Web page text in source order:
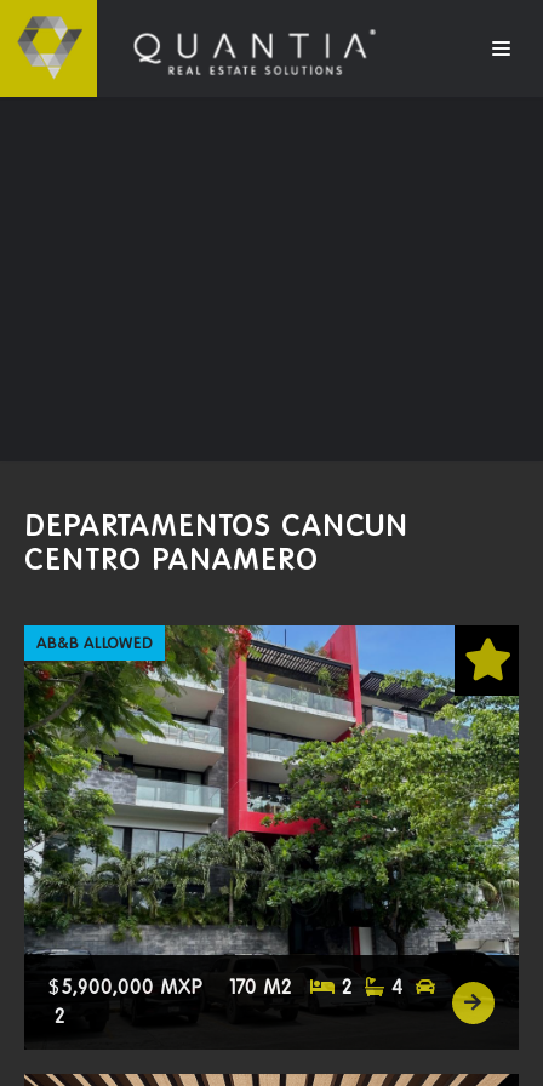
DEPARTAMENTOS CANCUN
CENTRO PANAMERO
AB&B ALLOWED
$5,900,000 MXP 170 M2 2
4
2